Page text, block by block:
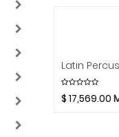
$ 17,569.00